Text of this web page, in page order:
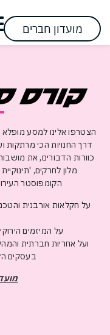
מועדון חברים
כבר
כבר
זכור אותי
קורס
הצטרפו אלינו למסע מופלא
דרך החנויות הכי מרתקות
כוורות הדבורים, את
מלון לחרקים,
הקומפוסטר
על חקלאות אורבנית
על המיזמים
ועל אחריות חברתית
בעסקים